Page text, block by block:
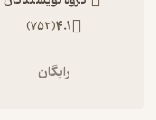
4.1
(
752
)
رایگان